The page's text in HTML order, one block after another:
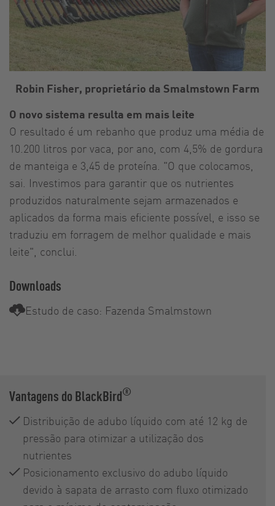
Robin Fisher, proprietário da Smalmstown Farm
O novo sistema resulta em mais leite
O resultado é um rebanho que produz uma média de
10.200 litros por vaca, por ano, com 4,5% de gordura
de manteiga e 3,45 de proteína. "O que colocamos,
sai. Investimos para garantir que os nutrientes
produzidos naturalmente sejam armazenados e
aplicados da forma mais eficiente possível, e isso se
traduziu em forragem de melhor qualidade e mais
leite", conclui.
Downloads
Estudo de caso: Fazenda Smalmstown
Vantagens do BlackBird®
Distribuição de adubo líquido com até 12 kg de
pressão para otimizar a utilização dos
nutrientes
Posicionamento exclusivo do adubo líquido
devido à sapata de arrasto com fluxo otimizado